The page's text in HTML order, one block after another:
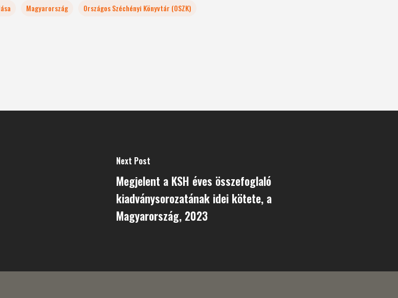
Magyarország Országos Széchényi Könyvtár (OSZK)
Next Post
Megjelent a KSH éves összefoglaló
kiadványsorozatának idei kötete, a
Magyarország, 2023